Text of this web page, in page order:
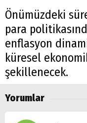
Önümüzdeki
para
enflasyon
küresel
şekillenecek.
Yorumlar